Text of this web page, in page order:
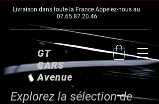
Livraison dans toute la France Appelez-nous au
07.65.87.20.46
GT
CARS
Avenue
Explorez la sélection de